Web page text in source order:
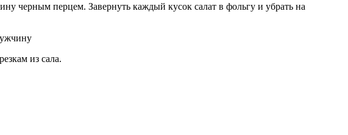
черным перцем. Завернуть каждый кусок салат в фольгу и убрать на
из сала.